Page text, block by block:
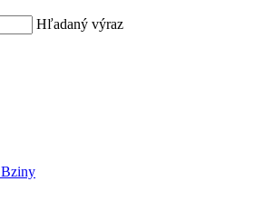
Hľadaný výraz